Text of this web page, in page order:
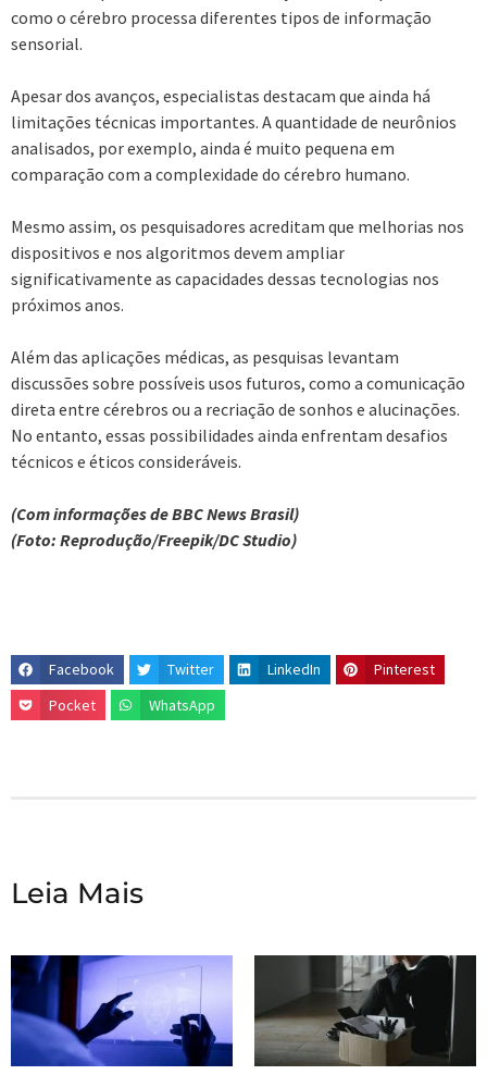
como o cérebro processa diferentes tipos de informação
sensorial.
Apesar dos avanços, especialistas destacam que ainda há
limitações técnicas importantes. A quantidade de neurônios
analisados, por exemplo, ainda é muito pequena em
comparação com a complexidade do cérebro humano.
Mesmo assim, os pesquisadores acreditam que melhorias nos
dispositivos e nos algoritmos devem ampliar
significativamente as capacidades dessas tecnologias nos
próximos anos.
Além das aplicações médicas, as pesquisas levantam
discussões sobre possíveis usos futuros, como a comunicação
direta entre cérebros ou a recriação de sonhos e alucinações.
No entanto, essas possibilidades ainda enfrentam desafios
técnicos e éticos consideráveis.
(Com informações de BBC News Brasil)
(Foto: Reprodução/Freepik/DC Studio)
Facebook Twitter LinkedIn
Pinterest
Pocket
WhatsApp
Leia Mais